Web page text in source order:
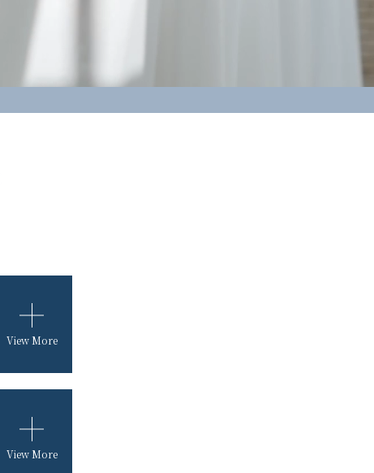
View More
View More